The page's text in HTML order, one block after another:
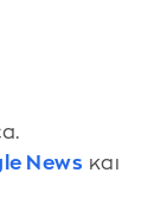
News και